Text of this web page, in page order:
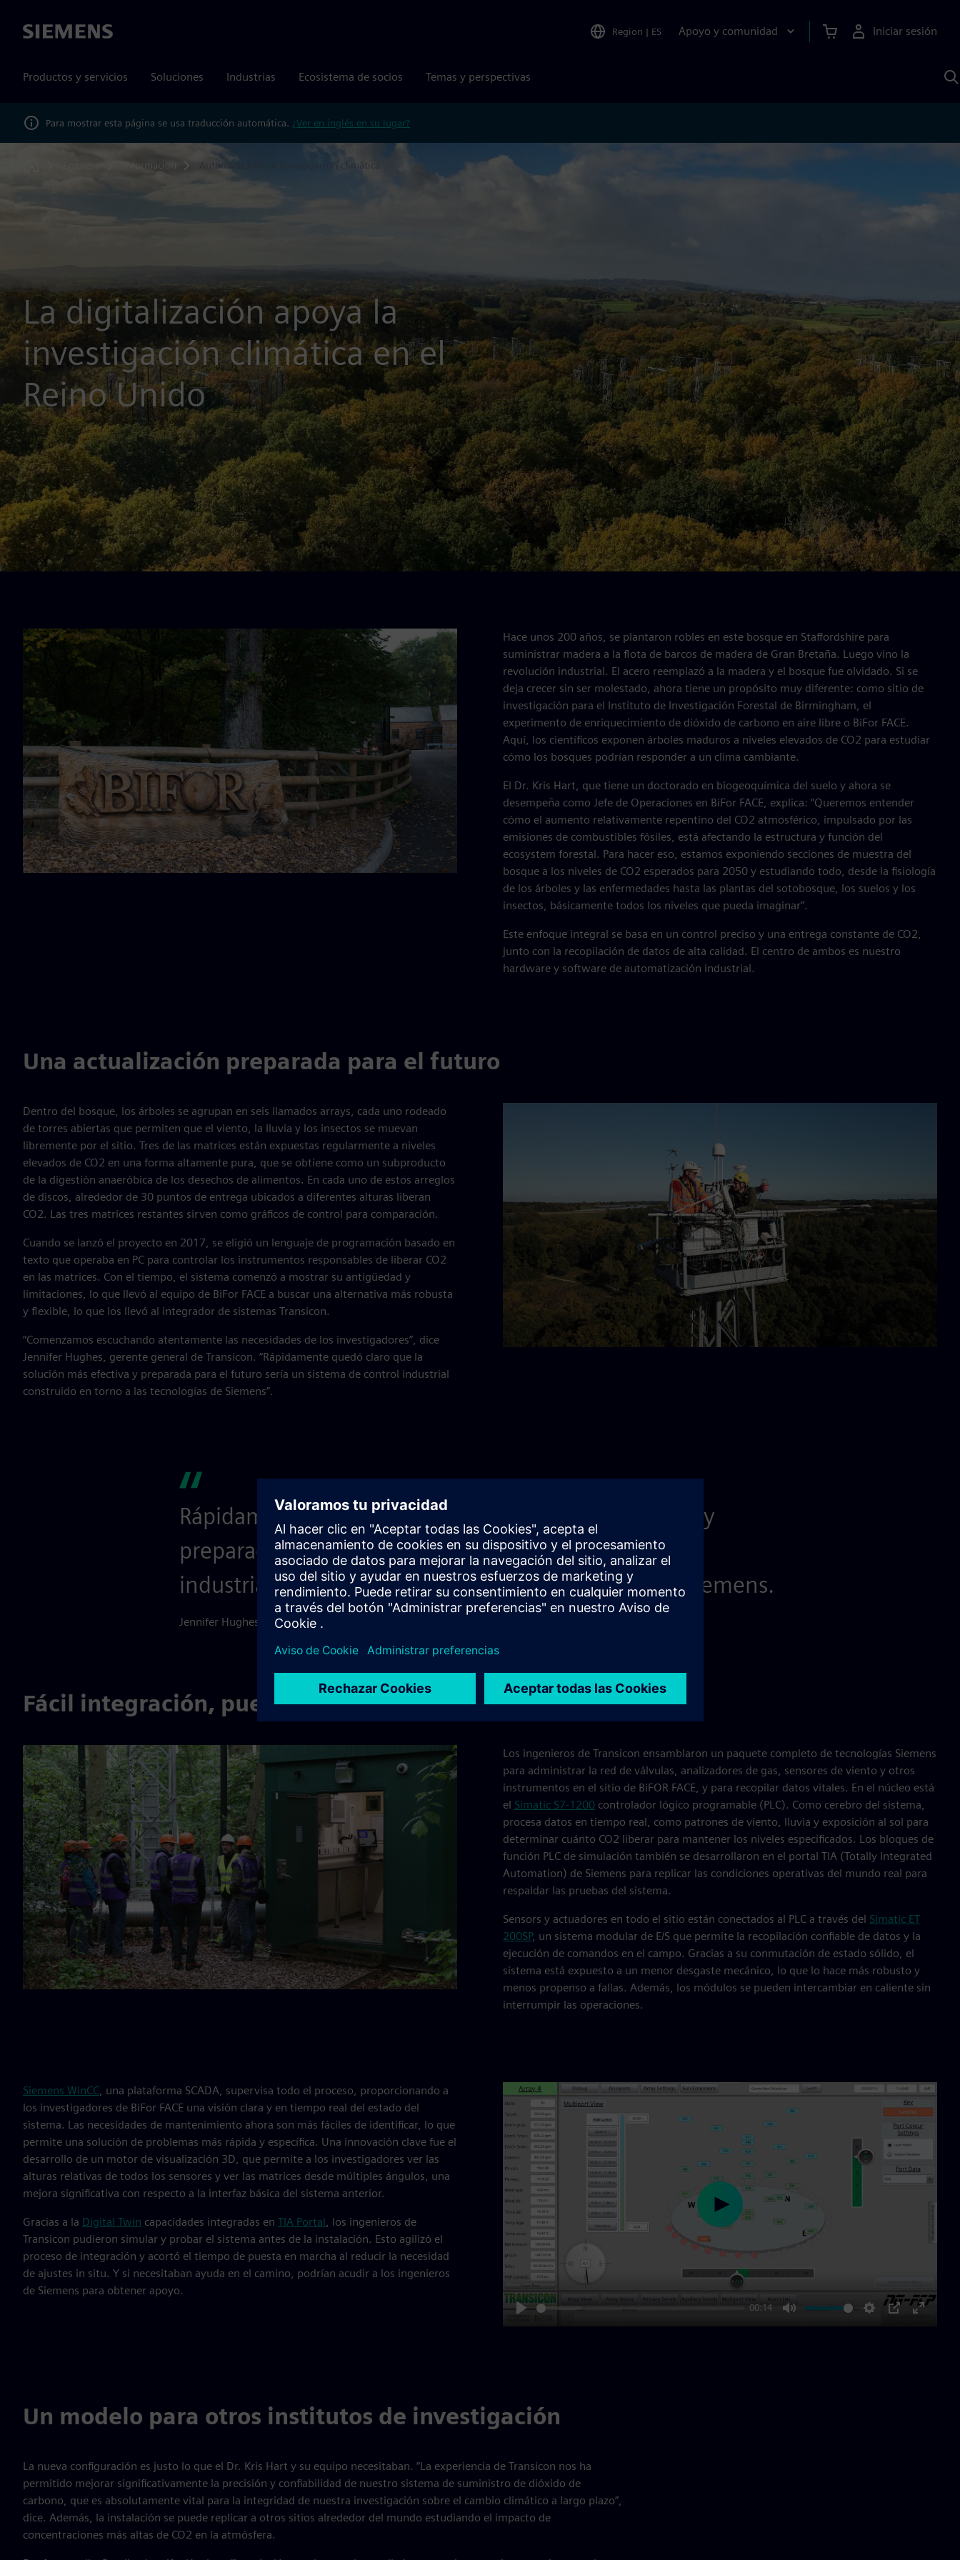
Siemens Region | ES Apoyo y comunidad Iniciar sesión
Productos y servicios Soluciones Industrias Ecosistema de socios Temas y perspectivas
Para mostrar esta página se usa traducción automática. ¿Ver en inglés en su lugar?
Información Automatización e investigación climática
La digitalización apoya la
investigación climática en el
Reino Unido
Hace unos 200 años, se plantaron robles en este bosque en Staffordshire para
suministrar madera a la flota de barcos de madera de Gran Bretaña. Luego vino la
revolución industrial. El acero reemplazó a la madera y el bosque fue olvidado. Si se
deja crecer sin ser molestado, ahora tiene un propósito muy diferente: como sitio de
investigación para el Instituto de Investigación Forestal de Birmingham, el
experimento de enriquecimiento de dióxido de carbono en aire libre o BiFor FACE.
Aquí, los científicos exponen árboles maduros a niveles elevados de CO2 para estudiar
cómo los bosques podrían responder a un clima cambiante.
El Dr. Kris Hart, que tiene un doctorado en biogeoquímica del suelo y ahora se
desempeña como Jefe de Operaciones en BiFor FACE, explica: “Queremos entender
cómo el aumento relativamente repentino del CO2 atmosférico, impulsado por las
emisiones de combustibles fósiles, está afectando la estructura y función del
ecosystem forestal. Para hacer eso, estamos exponiendo secciones de muestra del
bosque a los niveles de CO2 esperados para 2050 y estudiando todo, desde la fisiología
de los árboles y las enfermedades hasta las plantas del sotobosque, los suelos y los
insectos, básicamente todos los niveles que pueda imaginar”.
Este enfoque integral se basa en un control preciso y una entrega constante de CO2,
junto con la recopilación de datos de alta calidad. El centro de ambos es nuestro
hardware y software de automatización industrial.
Una actualización preparada para el futuro
Dentro del bosque, los árboles se agrupan en seis llamados arrays, cada uno rodeado
de torres abiertas que permiten que el viento, la lluvia y los insectos se muevan
libremente por el sitio. Tres de las matrices están expuestas regularmente a niveles
elevados de CO2 en una forma altamente pura, que se obtiene como un subproducto
de la digestión anaeróbica de los desechos de alimentos. En cada uno de estos arreglos
de discos, alrededor de 30 puntos de entrega ubicados a diferentes alturas liberan
CO2. Las tres matrices restantes sirven como gráficos de control para comparación.
Cuando se lanzó el proyecto en 2017, se eligió un lenguaje de programación basado en
texto que operaba en PC para controlar los instrumentos responsables de liberar CO2
en las matrices. Con el tiempo, el sistema comenzó a mostrar su antigüedad y
limitaciones, lo que llevó al equipo de BiFor FACE a buscar una alternativa más robusta
y flexible, lo que los llevó al integrador de sistemas Transicon.
“Comenzamos escuchando atentamente las necesidades de los investigadores”, dice
Jennifer Hughes, gerente general de Transicon. “Rápidamente quedó claro que la
solución más efectiva y preparada para el futuro sería un sistema de control industrial
construido en torno a las tecnologías de Siemens”.
Rápidamente quedó claro que la solución más eficaz y
preparada para el futuro sería un sistema de control
industrial construido en torno a las tecnologías de Siemens.
Jennifer Hughes, Gerente General, Transicon
Fácil integración, puesta en marcha rápida
Los ingenieros de Transicon ensamblaron un paquete completo de tecnologías Siemens
para administrar la red de válvulas, analizadores de gas, sensores de viento y otros
instrumentos en el sitio de BiFOR FACE, y para recopilar datos vitales. En el núcleo está
el Simatic S7-1200 controlador lógico programable (PLC). Como cerebro del sistema,
procesa datos en tiempo real, como patrones de viento, lluvia y exposición al sol para
determinar cuánto CO2 liberar para mantener los niveles especificados. Los bloques de
función PLC de simulación también se desarrollaron en el portal TIA (Totally Integrated
Automation) de Siemens para replicar las condiciones operativas del mundo real para
respaldar las pruebas del sistema.
Sensors y actuadores en todo el sitio están conectados al PLC a través del Simatic ET
200SP, un sistema modular de E/S que permite la recopilación confiable de datos y la
ejecución de comandos en el campo. Gracias a su conmutación de estado sólido, el
sistema está expuesto a un menor desgaste mecánico, lo que lo hace más robusto y
menos propenso a fallas. Además, los módulos se pueden intercambiar en caliente sin
interrumpir las operaciones.
Siemens WinCC, una plataforma SCADA, supervisa todo el proceso, proporcionando a
los investigadores de BiFor FACE una visión clara y en tiempo real del estado del
sistema. Las necesidades de mantenimiento ahora son más fáciles de identificar, lo que
permite una solución de problemas más rápida y específica. Una innovación clave fue el
desarrollo de un motor de visualización 3D, que permite a los investigadores ver las
alturas relativas de todos los sensores y ver las matrices desde múltiples ángulos, una
mejora significativa con respecto a la interfaz básica del sistema anterior.
Gracias a la Digital Twin capacidades integradas en TIA Portal, los ingenieros de
Transicon pudieron simular y probar el sistema antes de la instalación. Esto agilizó el
proceso de integración y acortó el tiempo de puesta en marcha al reducir la necesidad
de ajustes in situ. Y si necesitaban ayuda en el camino, podrían acudir a los ingenieros
de Siemens para obtener apoyo.
Play
00:14
Mute Settings
Play
Un modelo para otros institutos de investigación
La nueva configuración es justo lo que el Dr. Kris Hart y su equipo necesitaban. “La experiencia de Transicon nos ha
permitido mejorar significativamente la precisión y confiabilidad de nuestro sistema de suministro de dióxido de
carbono, que es absolutamente vital para la integridad de nuestra investigación sobre el cambio climático a largo plazo”,
dice. Además, la instalación se puede replicar a otros sitios alrededor del mundo estudiando el impacto de
concentraciones más altas de CO2 en la atmósfera.